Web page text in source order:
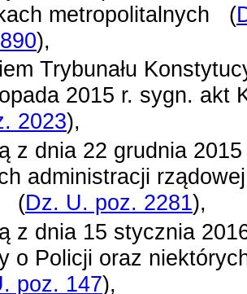
metropolitalnych
(
),
Trybunału
2015 r. sygn. akt
2023),
z dnia 22 grudnia
administracji
(Dz. U. poz. 2281),
z dnia 15 stycznia
o Policji oraz
poz. 147),